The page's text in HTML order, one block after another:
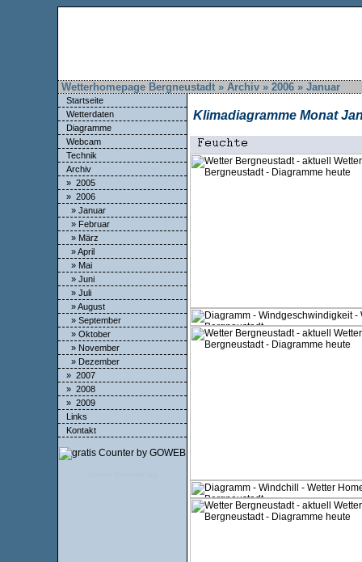
Wetterhomepage Bergneustadt » Archiv » 2006 » Januar
Startseite
Wetterdaten
Diagramme
Webcam
Technik
Archiv
» 2005
» 2006
» Januar
» Februar
» März
» April
» Mai
» Juni
» Juli
» August
» September
» Oktober
» November
» Dezember
» 2007
» 2008
» 2009
Links
Kontakt
Klimadiagramme Monat